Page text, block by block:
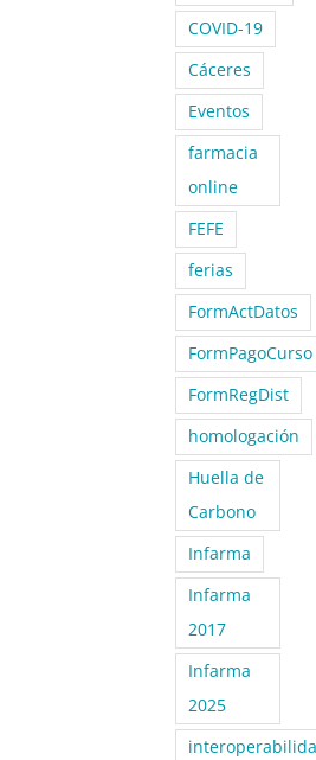
COVID-19
Cáceres
Eventos
farmacia
online
FEFE
ferias
FormActDatos
FormPagoCurso
FormRegDist
homologación
Huella de
Carbono
Infarma
Infarma
2017
Infarma
2025